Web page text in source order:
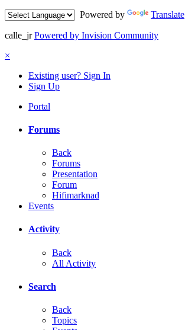
Powered by
Translate
calle_jr Powered by Invision Community
×
Existing user? Sign In
Sign Up
Portal
Forums
Back
Forums
Presentation
Forum
Hifimarknad
Events
Activity
Back
All Activity
Search
Back
Topics